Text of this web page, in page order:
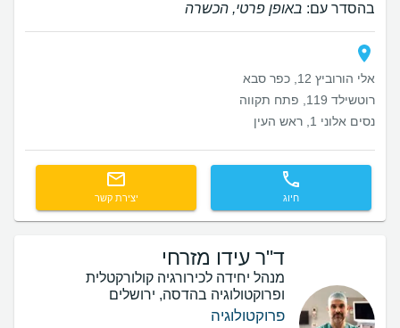
בהסדר עם: באופן פרטי, הכשרה
אלי הורוביץ 12, כפר סבא
רוטשילד 119, פתח תקווה
נסים אלוני 1, ראש העין
חיוג יצירת קשר
ד"ר עידו מזרחי
מנהל יחידה לכירורגיה קולורקטלית
ופרוקטולוגיה בהדסה, ירושלים
פרוקטולוגיה